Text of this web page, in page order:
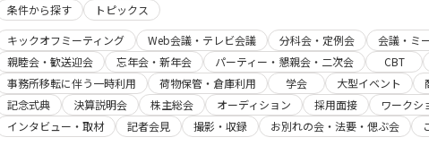
条件から探す トピックス
キックオフミーティング Web会議・テレビ会議 分科会・定例会 会議・ミ
親睦会・歓送迎会
忘年会・新年会 パーティー・懇親会・二次会 CBT
事務所移転に伴う一時利用
荷物保管・倉庫利用 学会 大型イベント
記念式典
決算説明会 株主総会 オーディション 採用面接 ワークシ
インタビュー・取材
記者会見 撮影・収録 お別れの会・法要・偲ぶ会